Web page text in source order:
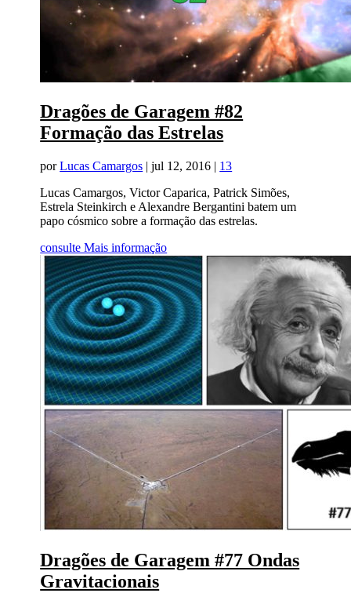
Dragões de Garagem #82
Formação das Estrelas
porLucas Camargos |jul 12, 2016 | 13
Lucas Camargos, Victor Caparica, Patrick Simões,
Estrela Steinkirch e Alexandre Bergantini batem um
papo cósmico sobre a formação das estrelas.
consulte Mais informação
Dragões de Garagem #77 Ondas
Gravitacionais